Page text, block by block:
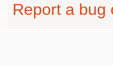
Report a bug